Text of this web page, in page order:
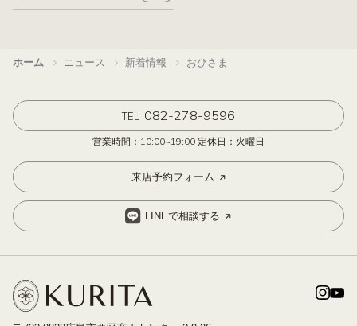
ホーム ニュース 新着情報 おひさま
TEL 082-278-9596
営業時間：10:00~19:00 定休日：火曜日
来店予約フォーム
LINEで相談する